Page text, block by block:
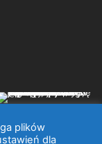
plików
dla